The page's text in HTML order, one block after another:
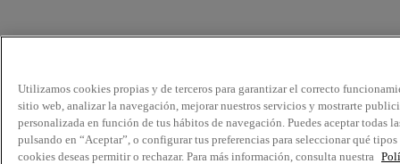
Utilizamos cookies propias y de terceros para garantizar el correcto
sitio web, analizar la navegación, mejorar nuestros servicios y mostrarte
personalizada en función de tus hábitos de navegación. Puedes aceptar todas
pulsando en “Aceptar”, o configurar tus preferencias para seleccionar qué tipos
cookies deseas permitir o rechazar. Para más información, consulta nuestra